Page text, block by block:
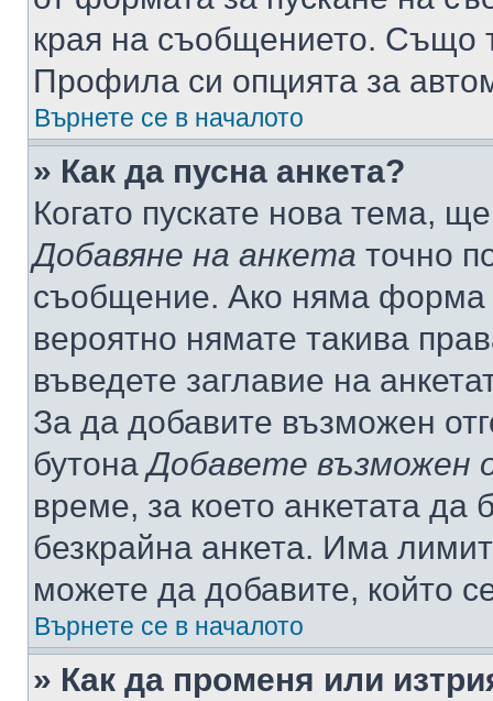
края на съобщението. Също
Профила си опцията за
Върнете се в началото
» Как да пусна анкета?
Когато пускате нова тема,
Добавяне на анкета точно
съобщение. Ако няма форма
вероятно нямате такива
въведете заглавие на
За да добавите възможен
бутонаДобавете възможен
време, за което анкетата да
безкрайна анкета. Има
можете да добавите, който
Върнете се в началото
» Как да променя или